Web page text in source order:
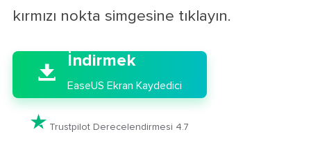
kırmızı nokta simgesine tıklayın.


İndirmek
EaseUS Ekran Kaydedici
 Trustpilot Derecelendirmesi 4.7